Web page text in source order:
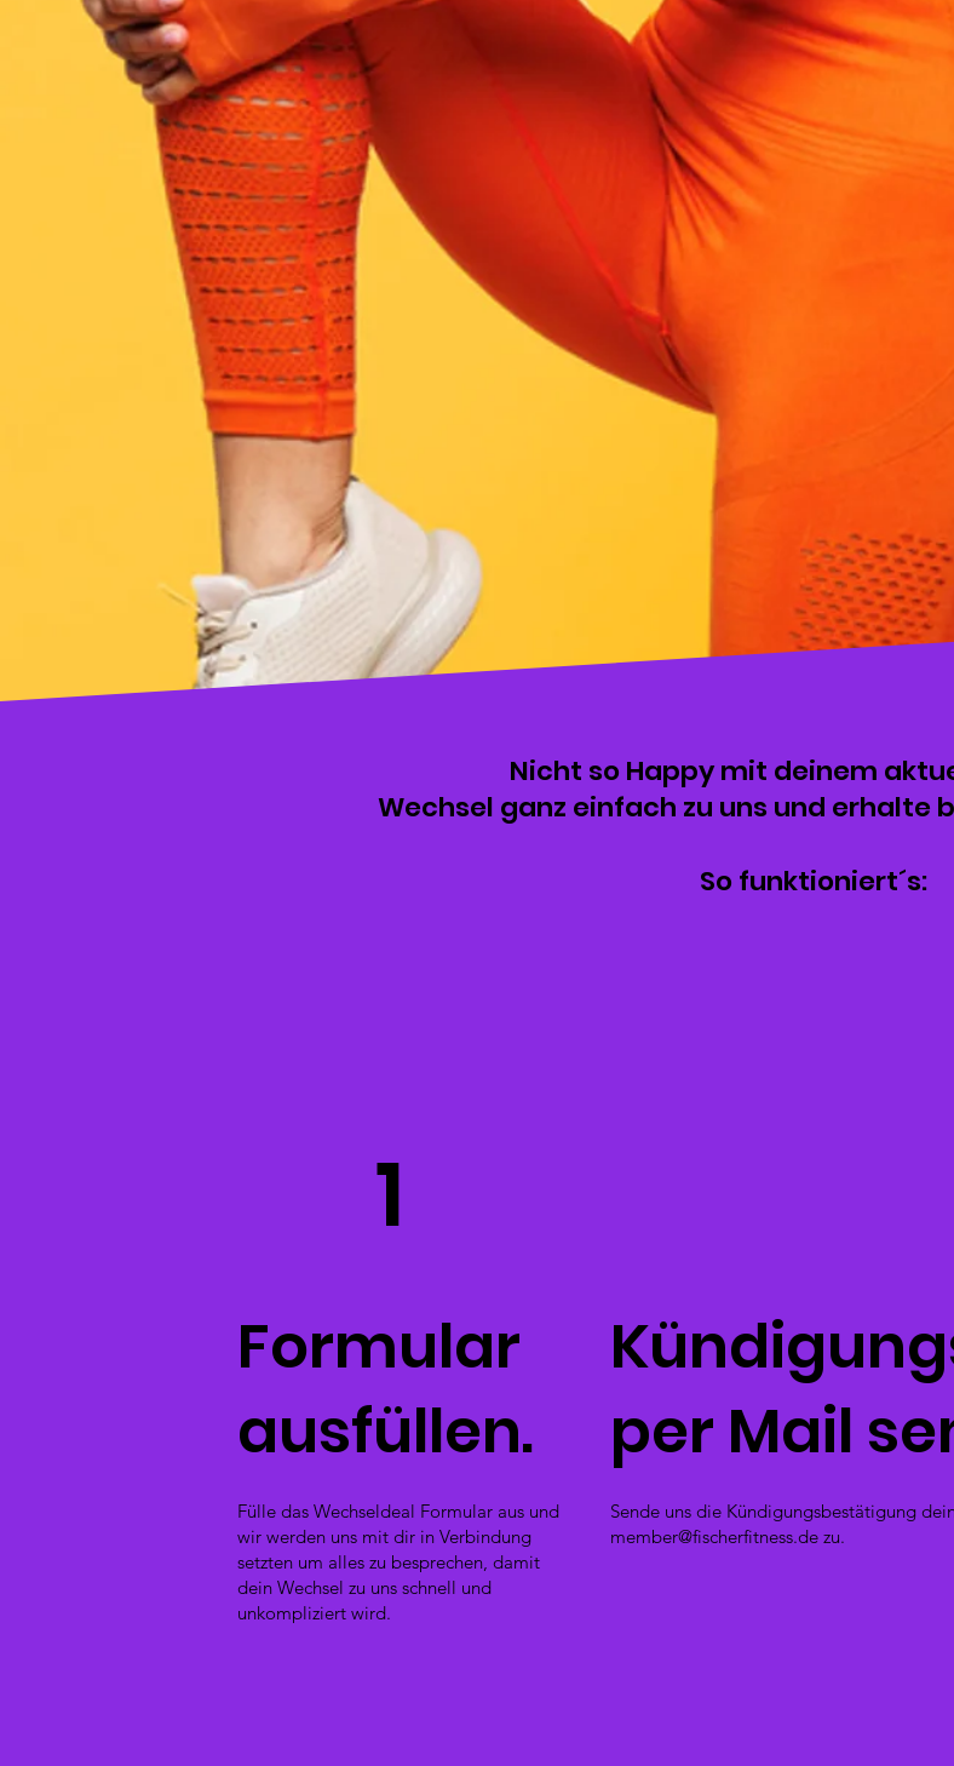
So funktioniert´s:
Nicht so Happy mit deinem
Wechsel ganz einfach zu uns und erhalte
1
Formular
ausfüllen.
Fülle das Wechseldeal Formular aus und
wir werden uns mit dir in Verbindung
setzten um alles zu besprechen, damit
dein Wechsel zu uns schnell und
unkompliziert wird.
per Mail
Sende uns die Kündigungsbestätigung
member@fischerfitness.dezu.